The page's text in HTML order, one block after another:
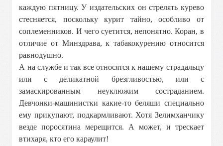
каждую пятницу. У издательских он стрелять курево
стесняется, поскольку курит тайно, особливо от
соплеменников. И чего суетится, непонятно. Коран, в
отличие от Минздрава, к табакокурению относится
равнодушно.
А на службе и так все относятся к нашему страдальцу
или с деликатной брезгливостью, или с
замаскированным неуклюжим состраданием.
Девчонки-машинистки какие-то беляши специально
ему прикупают, подкармливают. Хотя Зелимханчику
везде поросятина мерещится. А может, и трескает
втихаря, кто его караулит!